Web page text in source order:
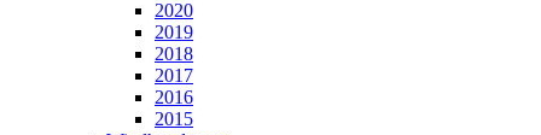
2020
2019
2018
2017
2016
2015